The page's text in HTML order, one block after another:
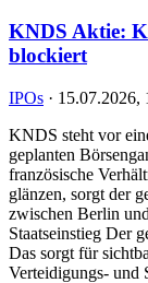
KNDS Aktie:
blockiert
IPOs · 15.07.2026,
KNDS steht vor
geplanten
französische
glänzen, sorgt der
zwischen Berlin
Staatseinstieg Der
Das sorgt für
Verteidigungs- und